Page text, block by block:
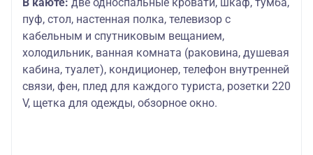
пуф, стол, настенная полка, телевизор с
кабельным и спутниковым вещанием,
холодильник, ванная комната (раковина, душевая
кабина, туалет), кондиционер, телефон внутренней
связи, фен, плед для каждого туриста, розетки 220
V, щетка для одежды, обзорное окно.